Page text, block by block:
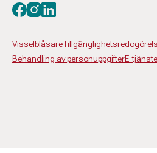
Visselblåsare
Behandling av personuppgifterE-
Besök oss på facebook
Besök oss på instagram
Besök oss på linkedin